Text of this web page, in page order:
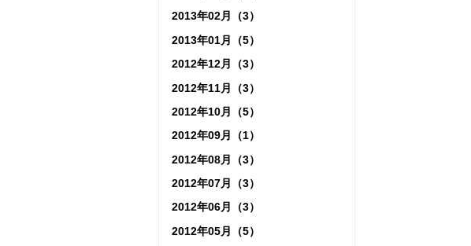
2013年02月（3）
2013年01月（5）
2012年12月（3）
2012年11月（3）
2012年10月（5）
2012年09月（1）
2012年08月（3）
2012年07月（3）
2012年06月（3）
2012年05月（5）